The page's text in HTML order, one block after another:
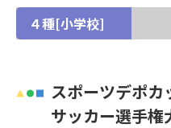
４種[小学校]
スポーツデポ
サッカー選手権